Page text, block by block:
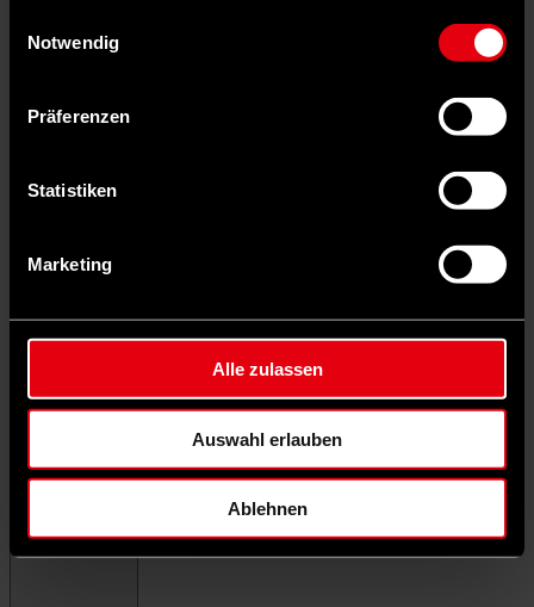
Notwendig
Präferenzen
Statistiken
Marketing
Alle zulassen
Auswahl erlauben
Ablehnen